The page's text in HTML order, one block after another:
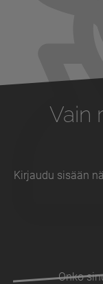
Vain
Kirjaudu sisään
Onko